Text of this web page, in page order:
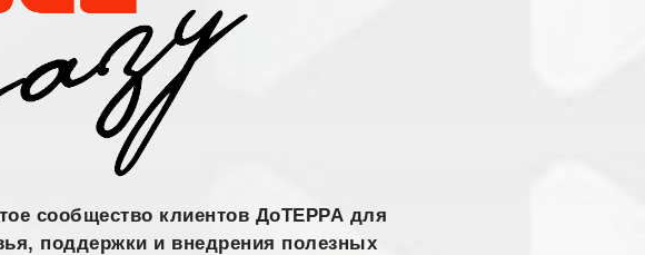
сообщество клиентов ДоТЕРРА для
поддержки и внедрения полезных